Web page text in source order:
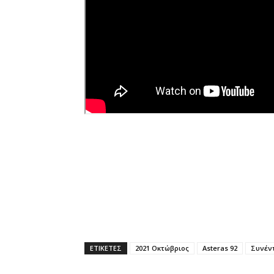
ΕΤΙΚΕΤΕΣ 2021 Οκτώβριος Asteras 92